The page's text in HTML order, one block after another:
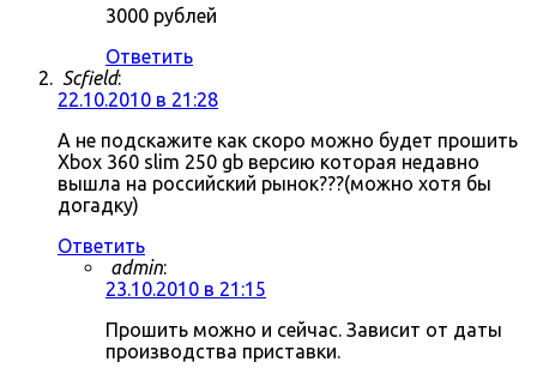
3000 рублей
Ответить
Scfield:
22.10.2010 в 21:28
А не подскажите как скоро можно будет прошить
Xbox 360 slim 250 gb версию которая недавно
вышла на российский рынок???(можно хотя бы
догадку)
Ответить
admin:
23.10.2010 в 21:15
Прошить можно и сейчас. Зависит от даты
производства приставки.